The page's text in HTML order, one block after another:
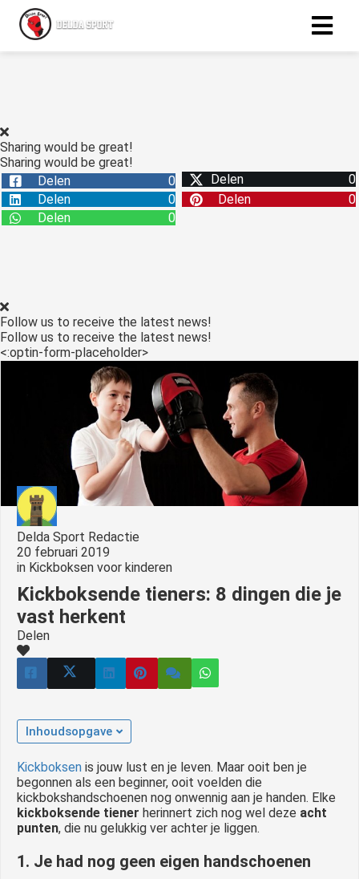
Sharing would be great!
Sharing would be great!
Delen
0 Delen
0
Delen
0 Delen
0
Delen
0
Follow us to receive the latest news!
Follow us to receive the latest news!
<:optin-form-placeholder>
Delda Sport Redactie
20 februari 2019
in Kickboksen voor kinderen
Kickboksende tieners: 8 dingen die je
vast herkent
Delen
Inhoudsopgave
Kickboksen is jouw lust en je leven. Maar ooit ben je
begonnen als een beginner, ooit voelden die
kickbokshandschoenen nog onwennig aan je handen. Elke
kickboksende tiener herinnert zich nog wel deze acht
punten, die nu gelukkig ver achter je liggen.
1. Je had nog geen eigen handschoenen
gebruikt
deze
om
te
over
op
de
website-
van